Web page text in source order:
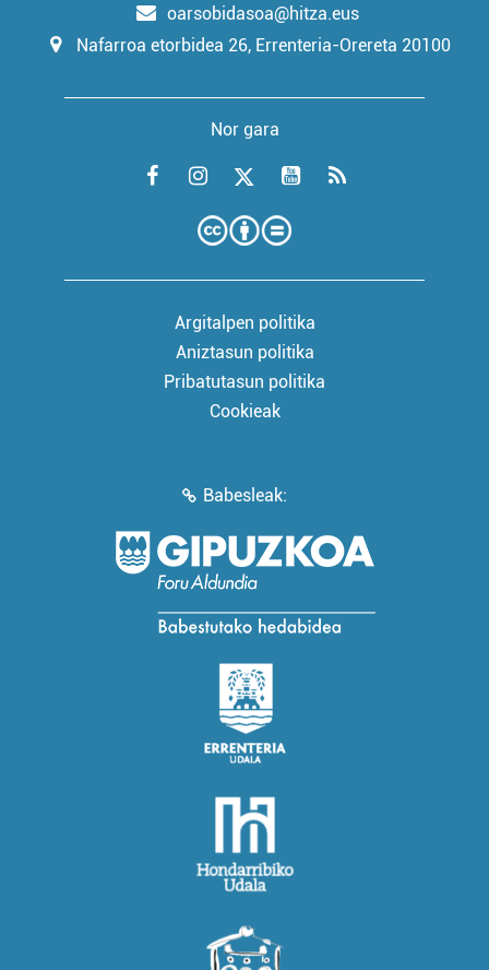
oarsobidasoa@hitza.eus
Nafarroa etorbidea 26, Errenteria-Orereta 20100
Nor gara
Argitalpen politika
Aniztasun politika
Pribatutasun politika
Cookieak
Babesleak: